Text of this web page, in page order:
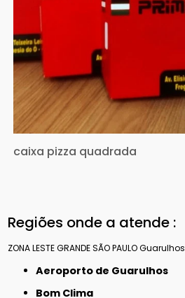
caixa pizza quadrada
Regiões onde a atende :
ZONA LESTEGRANDE SÃO PAULOGuarulhos
Aeroporto de Guarulhos
Bom Clima